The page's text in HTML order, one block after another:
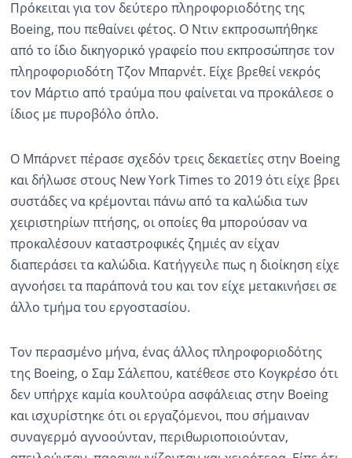
Πρόκειται για τον δεύτερο πληροφοριοδότης της
Boeing, που πεθαίνει φέτος. Ο Ντιν εκπροσωπήθηκε
από το ίδιο δικηγορικό γραφείο που εκπροσώπησε τον
πληροφοριοδότη Τζον Μπαρνέτ. Είχε βρεθεί νεκρός
τον Μάρτιο από τραύμα που φαίνεται να προκάλεσε ο
ίδιος με πυροβόλο όπλο.
Ο Μπάρνετ πέρασε σχεδόν τρεις δεκαετίες στην Boeing
και δήλωσε στους New York Times το 2019 ότι είχε βρει
συστάδες να κρέμονται πάνω από τα καλώδια των
χειριστηρίων πτήσης, οι οποίες θα μπορούσαν να
προκαλέσουν καταστροφικές ζημιές αν είχαν
διαπεράσει τα καλώδια. Κατήγγειλε πως η διοίκηση είχε
αγνοήσει τα παράπονά του και τον είχε μετακινήσει σε
άλλο τμήμα του εργοστασίου.
Τον περασμένο μήνα, ένας άλλος πληροφοριοδότης
της Boeing, ο Σαμ Σάλεπου, κατέθεσε στο Κογκρέσο ότι
δεν υπήρχε καμία κουλτούρα ασφάλειας στην Boeing
και ισχυρίστηκε ότι οι εργαζόμενοι, που σήμαιναν
συναγερμό αγνοούνταν, περιθωριοποιούνταν,